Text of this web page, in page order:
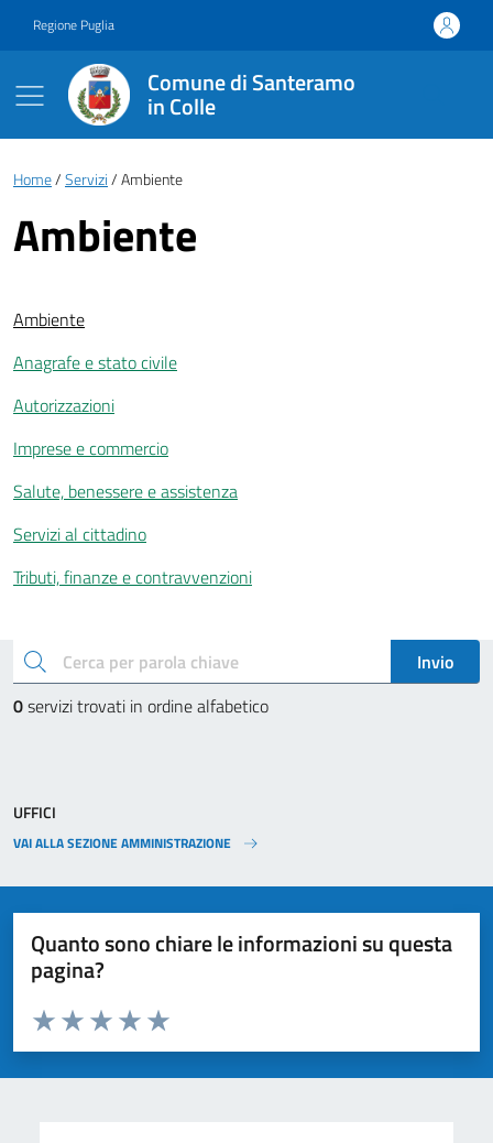
Regione Puglia
Comune di Santeramo
in Colle
Briciole di pane
Home Servizi Ambiente
Ambiente
Ambiente
Anagrafe e stato civile
Autorizzazioni
Imprese e commercio
Salute, benessere e assistenza
Servizi al cittadino
Tributi, finanze e contravvenzioni
Esplora tutti i servizi
cerca
Invio
0servizi trovati in ordine alfabetico
UFFICI
VAI ALLA SEZIONE AMMINISTRAZIONE
Quanto sono chiare le informazioni su questa
pagina?
Valuta da 1 a 5 stelle la pagina
Valuta 5 stelle su 5
Valuta 4 stelle su 5
Valuta 3 stelle su 5
Valuta 2 stelle su 5
Valuta 1 stelle su 5